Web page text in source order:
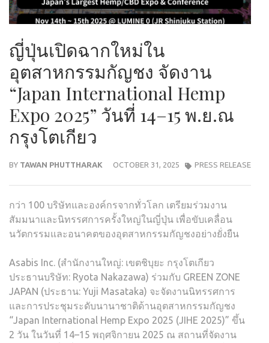
ญี่ปุ่นเปิดฉากใหม่ใน
อุตสาหกรรมกัญชง จัดงาน
“Japan International Hemp
Expo 2025” วันที่ 14–15 พ.ย.ณ
กรุงโตเกียว
BY TAWAN PHUTTHARAK OCTOBER 31, 2025 PRESS RELEASE
กว่า 100 บริษัทและองค์กรจากทั่วโลก เตรียมร่วมงาน
สัมมนาและนิทรรศการครั้งใหญ่ในญี่ปุ่น เพื่อขับเคลื่อน
นวัตกรรมและอนาคตของอุตสาหกรรมกัญชงอย่างยั่งยืน
Asabis Inc. (สำนักงานใหญ่: เขตชิบุยะ กรุงโตเกียว
ประธานบริษัท: Ryota Nakazawa) ร่วมกับ GREEN ZONE
JAPAN (ประธาน: Yuji Masataka) จะจัดงานนิทรรศการ
และการประชุมระดับนานาชาติด้านอุตสาหกรรมกัญชง
“Japan International Hemp Expo 2025 (JIHE 2025)” ขึ้น
2 วัน ในวันที่ 14–15 พฤศจิกายน 2025 ณ สถานที่จัดงาน